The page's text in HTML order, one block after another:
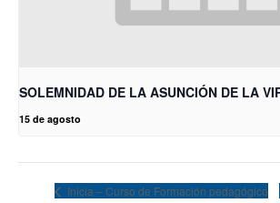
SOLEMNIDAD DE LA ASUNCIÓN DE LA
15 de agosto
Inicia – Curso de Formación pedagógico